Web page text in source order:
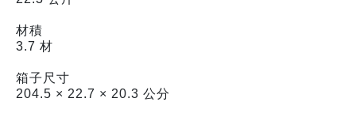
材積
3.7 材
箱子尺寸
204.5 × 22.7 × 20.3 公分